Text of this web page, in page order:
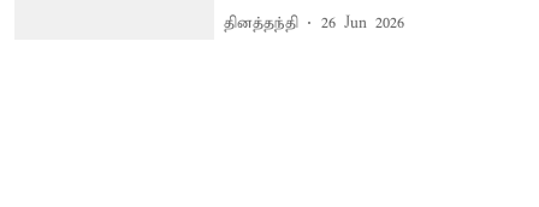
தினத்தந்தி 26 Jun 2026